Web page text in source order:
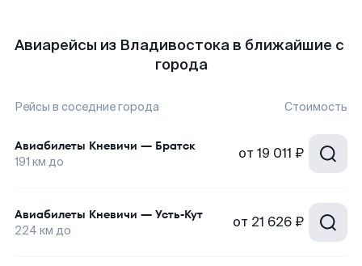
Авиарейсы из Владивостока в ближайшие с
города
Рейсы в соседние города Стоимость
Авиабилеты Кневичи — Братск
191 км до от 19 011 ₽
Авиабилеты Кневичи — Усть-Кут
224 км до от 21 626 ₽